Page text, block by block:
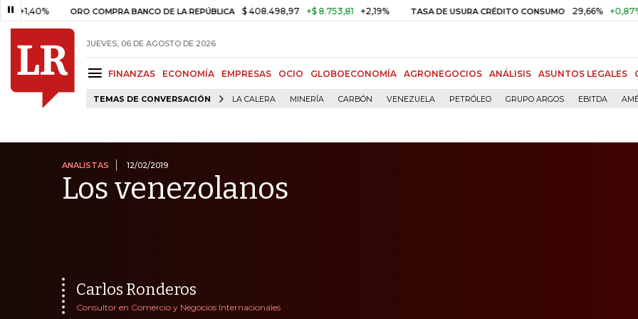
ORO COMPRA BANCO DE LA REPÚBLICA $ 408.498,97 +$ 8.753,81 +2,19% TASA DE USURA CRÉDITO CONSUMO 29,66% +0,87%
JUEVES, 06 DE AGOSTO DE 2026
FINANZAS ECONOMÍA EMPRESAS OCIO GLOBOECONOMÍA AGRONEGOCIOS ANÁLISIS ASUNTOS LEGALES
TEMAS DE CONVERSACIÓN LA CALERA MINERÍA CARBÓN VENEZUELA PETRÓLEO GRUPO ARGOS EBITDA
ANALISTAS 12/02/2019
Los venezolanos
Carlos Ronderos
Consultor en Comercio y Negocios Internacionales